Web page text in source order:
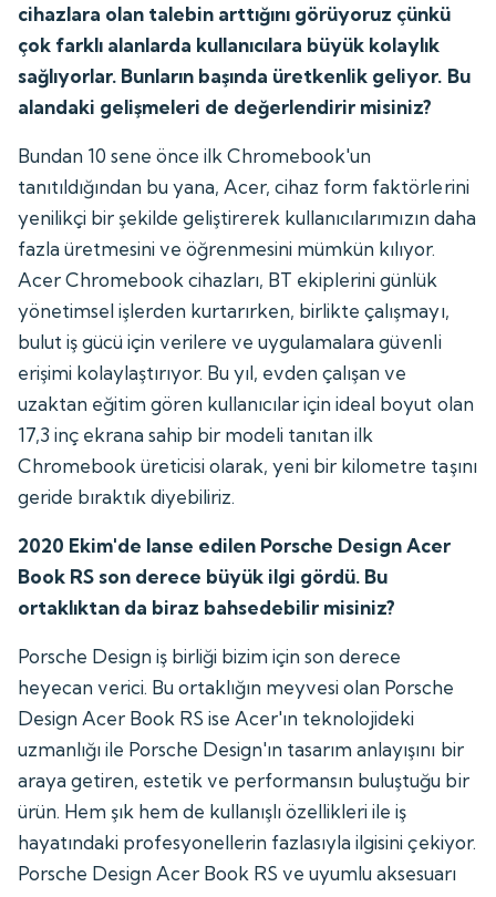
cihazlara olan talebin arttığını görüyoruz çünkü
çok farklı alanlarda kullanıcılara büyük kolaylık
sağlıyorlar. Bunların başında üretkenlik geliyor. Bu
alandaki gelişmeleri de değerlendirir misiniz?
Bundan 10 sene önce ilk Chromebook'un
tanıtıldığından bu yana, Acer, cihaz form faktörlerini
yenilikçi bir şekilde geliştirerek kullanıcılarımızın daha
fazla üretmesini ve öğrenmesini mümkün kılıyor.
Acer Chromebook cihazları, BT ekiplerini günlük
yönetimsel işlerden kurtarırken, birlikte çalışmayı,
bulut iş gücü için verilere ve uygulamalara güvenli
erişimi kolaylaştırıyor. Bu yıl, evden çalışan ve
uzaktan eğitim gören kullanıcılar için ideal boyut olan
17,3 inç ekrana sahip bir modeli tanıtan ilk
Chromebook üreticisi olarak, yeni bir kilometre taşını
geride bıraktık diyebiliriz.
2020 Ekim'de lanse edilen Porsche Design Acer
Book RS son derece büyük ilgi gördü. Bu
ortaklıktan da biraz bahsedebilir misiniz?
Porsche Design iş birliği bizim için son derece
heyecan verici. Bu ortaklığın meyvesi olan Porsche
Design Acer Book RS ise Acer'ın teknolojideki
uzmanlığı ile Porsche Design'ın tasarım anlayışını bir
araya getiren, estetik ve performansın buluştuğu bir
ürün. Hem şık hem de kullanışlı özellikleri ile iş
hayatındaki profesyonellerin fazlasıyla ilgisini çekiyor.
Porsche Design Acer Book RS ve uyumlu aksesuarı